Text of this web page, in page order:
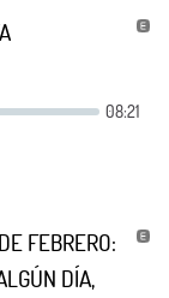
FEBRERO:
DÍA,